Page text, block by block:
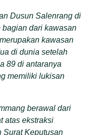
Dusun Salenrang di
bagian dari kawasan
kawasan
di dunia setelah
89 di antaranya
memiliki lukisan
berawal dari
atas ekstraksi
Surat Keputusan